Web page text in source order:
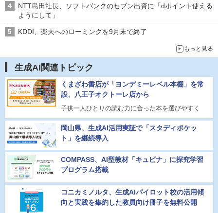
NTT島田社長、ソフトバンクのセブン出資に「dポイント使える
ようにして」
KDDI、楽天へのローミングを9月末で終了
もっと見る
生成AI関連トピック
くまざわ書店が「ヨンデミーレベル本棚」を常
設、八王子オクトーレ店から
子供一人ひとりの読む力に合った本を選びやすく
岡山県、生成AI活用実証で「スタディポケッ
ト」を継続導入
COMPASS、AI型教材「キュビナ」に探究学習
プログラム搭載
コニカミノルタ、生成AIパイロット校の活用傾
向と実践を集約した教員向け冊子を無料公開